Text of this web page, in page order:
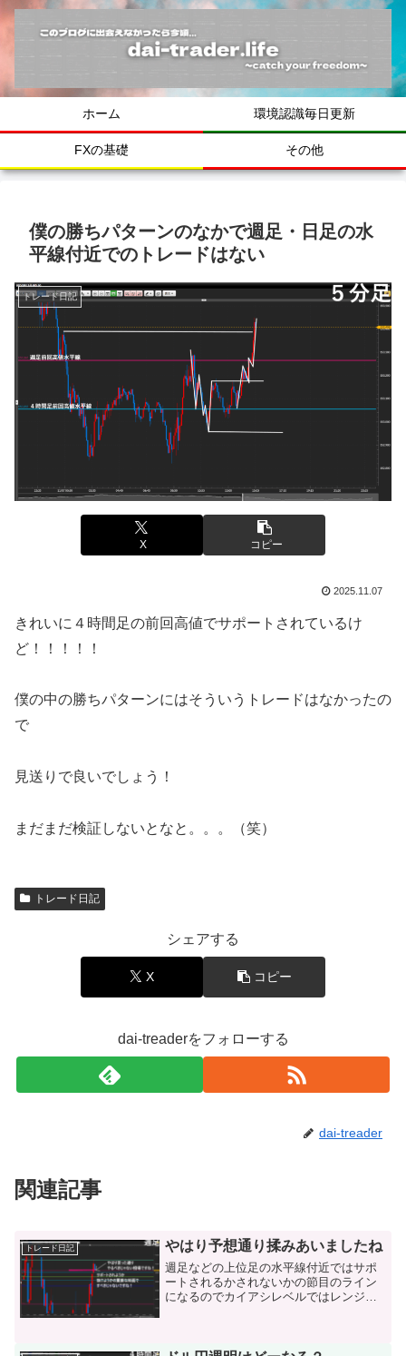
ホーム 環境認識毎日更新
FXの基礎 その他
僕の勝ちパターンのなかで週足・日足の水
平線付近でのトレードはない
トレード日記
X コピー
2025.11.07
きれいに４時間足の前回高値でサポートされているけ
ど！！！！！
僕の中の勝ちパターンにはそういうトレードはなかったの
で
見送りで良いでしょう！
まだまだ検証しないとなと。。。（笑）
トレード日記
シェアする
X コピー
dai-treaderをフォローする
dai-treader
関連記事
トレード日記 やはり予想通り揉みあいましたね
週足などの上位足の水平線付近ではサポ
ートされるかされないかの節目のライン
になるのでカイアシレベルではレンジに